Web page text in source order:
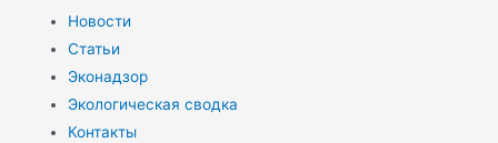
Новости
Статьи
Эконадзор
Экологическая сводка
Контакты